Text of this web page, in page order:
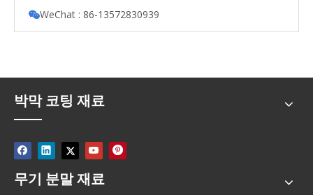
WeChat : 86-13572830939
박막 코팅 재료
무기 분말 재료